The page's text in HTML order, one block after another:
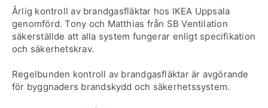
Årlig kontroll av brandgasfläktar hos IKEA Uppsala
genomförd. Tony och Matthias från SB Ventilation
säkerställde att alla system fungerar enligt specifikation
och säkerhetskrav.
Regelbunden kontroll av brandgasfläktar är avgörande
för byggnaders brandskydd och säkerhetssystem.